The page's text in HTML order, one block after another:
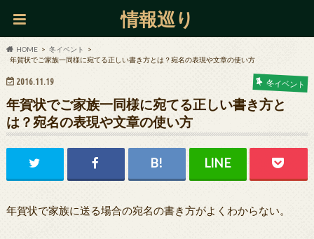
情報巡り
HOME
冬イベント
年賀状でご家族一同様に宛てる正しい書き方とは？宛名の表現や文章の使い方
2016.11.19 冬イベント
年賀状でご家族一同様に宛てる正しい書き方と
は？宛名の表現や文章の使い方
年賀状で家族に送る場合の宛名の書き方がよくわからない。